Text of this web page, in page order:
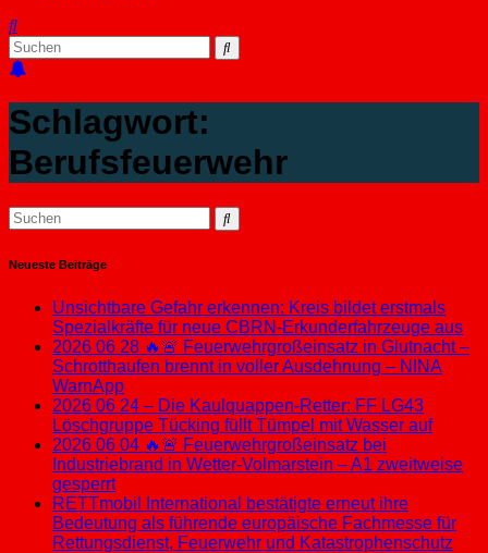
Schlagwort:
Berufsfeuerwehr
Neueste Beiträge
Unsichtbare Gefahr erkennen: Kreis bildet erstmals
Spezialkräfte für neue CBRN-Erkunderfahrzeuge aus
2026 06 28 🔥🚨 Feuerwehrgroßeinsatz in Glutnacht –
Schrotthaufen brennt in voller Ausdehnung – NINA
WarnApp
2026 06 24 – Die Kaulquappen-Retter: FF LG43
Löschgruppe Tücking füllt Tümpel mit Wasser auf
2026 06 04 🔥🚨 Feuerwehrgroßeinsatz bei
Industriebrand in Wetter-Volmarstein – A1 zweitweise
gesperrt
RETTmobil International bestätigte erneut ihre
Bedeutung als führende europäische Fachmesse für
Rettungsdienst, Feuerwehr und Katastrophenschutz